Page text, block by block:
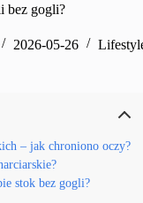
bez gogli?
2026-05-26
– jak chroniono oczy?
stok bez gogli?